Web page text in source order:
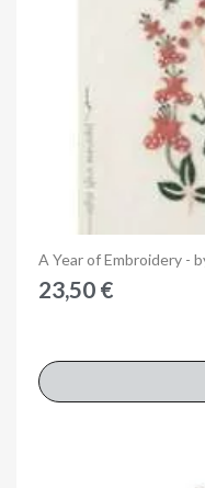
A Year of Embroidery -
23,50 €